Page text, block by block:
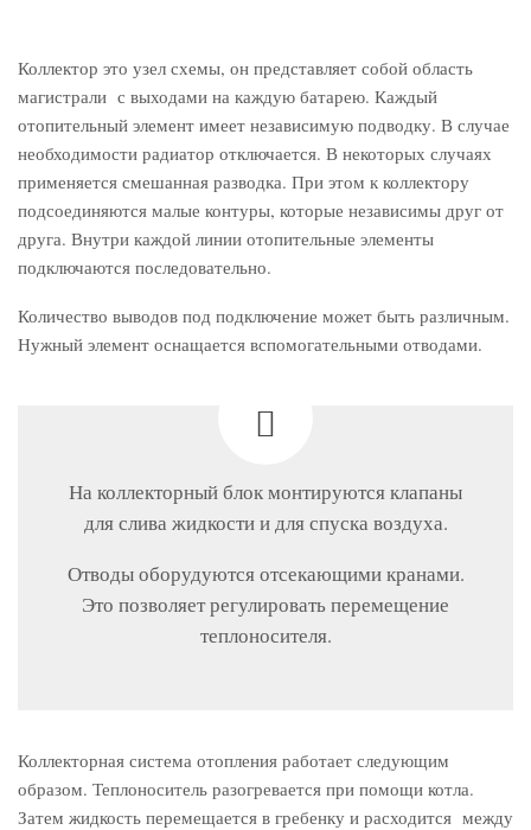
Коллектор это узел схемы, он представляет собой область
магистрали с выходами на каждую батарею. Каждый
отопительный элемент имеет независимую подводку. В случае
необходимости радиатор отключается. В некоторых случаях
применяется смешанная разводка. При этом к коллектору
подсоединяются малые контуры, которые независимы друг от
друга. Внутри каждой линии отопительные элементы
подключаются последовательно.
Количество выводов под подключение может быть различным.
Нужный элемент оснащается вспомогательными отводами.
На коллекторный блок монтируются клапаны
для слива жидкости и для спуска воздуха.
Отводы оборудуются отсекающими кранами.
Это позволяет регулировать перемещение
теплоносителя.
Коллекторная система отопления работает следующим
образом. Теплоноситель разогревается при помощи котла.
Затем жидкость перемещается в гребенку и расходится между